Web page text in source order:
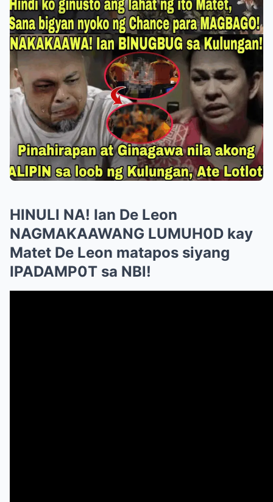
HlNULl NA! Ian De Leon
NAGMAKAAWANG LUMUH0D kay
Matet De Leon matapos siyang
IPADAMP0T sa NBl!